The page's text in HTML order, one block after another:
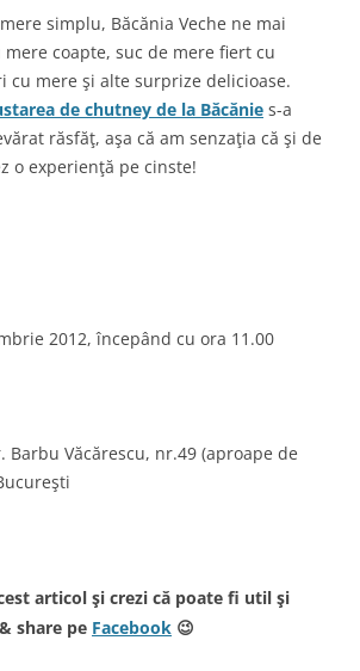
simplu, Băcănia Veche ne mai
coapte, suc de mere fiert cu
mere şi alte surprize delicioase.
de chutney de la Băcănie s-a
răsfăţ, aşa că am senzaţia că şi de
o experienţă pe cinste!
2012, începând cu ora 11.00
Barbu Văcărescu, nr.49 (aproape de
articol şi crezi că poate fi util şi
share pe Facebook 😉